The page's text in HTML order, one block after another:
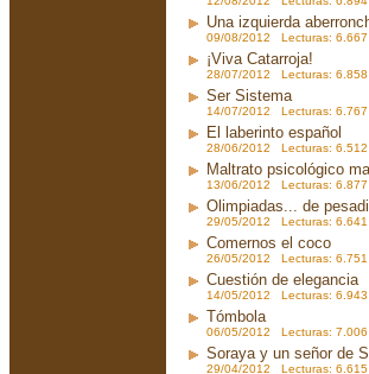
Una izquierda
09/08/2012 Lecturas: 6.667
¡Viva Catarroja!
28/07/2012 Lecturas: 6.858
Ser Sistema
14/07/2012 Lecturas: 6.767
El laberinto español
28/06/2012 Lecturas: 6.512
Maltrato psicológico
13/06/2012 Lecturas: 6.877
Olimpiadas... de
29/05/2012 Lecturas: 6.641
Comernos el coco
26/05/2012 Lecturas: 6.751
Cuestión de elegancia
14/05/2012 Lecturas: 6.943
Tómbola
06/05/2012 Lecturas: 7.006
Soraya y un señor de
29/04/2012 Lecturas: 6.615